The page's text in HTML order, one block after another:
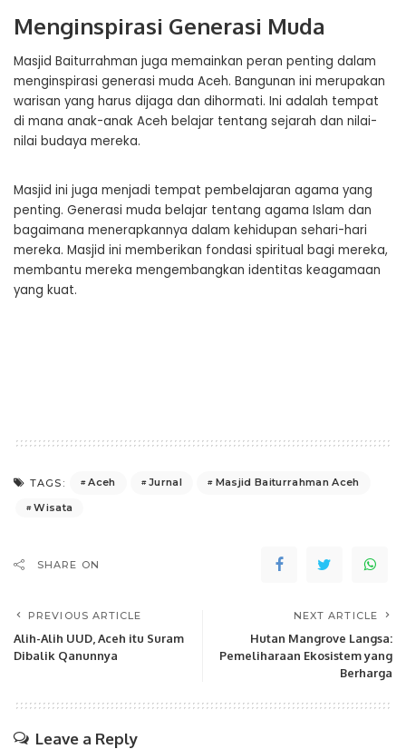
Menginspirasi Generasi Muda
Masjid Baiturrahman juga memainkan peran penting dalam
menginspirasi generasi muda Aceh. Bangunan ini merupakan
warisan yang harus dijaga dan dihormati. Ini adalah tempat
di mana anak-anak Aceh belajar tentang sejarah dan nilai-
nilai budaya mereka.
Masjid ini juga menjadi tempat pembelajaran agama yang
penting. Generasi muda belajar tentang agama Islam dan
bagaimana menerapkannya dalam kehidupan sehari-hari
mereka. Masjid ini memberikan fondasi spiritual bagi mereka,
membantu mereka mengembangkan identitas keagamaan
yang kuat.
TAGS: Aceh Jurnal
Masjid Baiturrahman Aceh
Wisata
SHARE ON
PREVIOUS ARTICLE
Alih-Alih UUD, Aceh itu Suram
Dibalik Qanunnya
NEXT ARTICLE
Hutan Mangrove Langsa:
Pemeliharaan Ekosistem yang
Berharga
Leave a Reply